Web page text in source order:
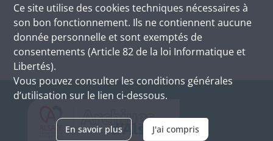
Ce site utilise des cookies techniques nécessaires à
son bon fonctionnement. Ils ne contiennent aucune
donnée personnelle et sont exemptés de
consentements (Article 82 de la loi Informatique et
Libertés).
Vous pouvez consulter les conditions générales
d’utilisation sur le lien ci-dessous.
En savoir plus J'ai compris